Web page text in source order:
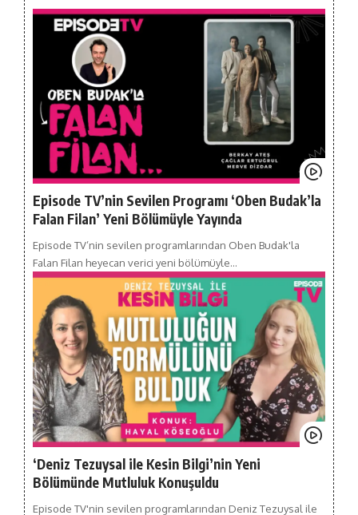
Episode TV’nin Sevilen Programı ‘Oben Budak’la
Falan Filan’ Yeni Bölümüyle Yayında
Episode TV’nin sevilen programlarından Oben Budak'la
Falan Filan heyecan verici yeni bölümüyle…
‘Deniz Tezuysal ile Kesin Bilgi’nin Yeni
Bölümünde Mutluluk Konuşuldu
Episode TV'nin sevilen programlarından Deniz Tezuysal ile